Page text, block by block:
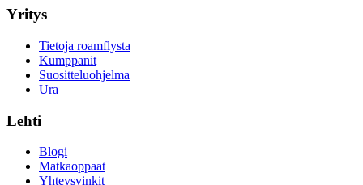
Yritys
Tietoja roamflysta
Kumppanit
Suositteluohjelma
Ura
Lehti
Blogi
Matkaoppaat
Yhteysvinkit